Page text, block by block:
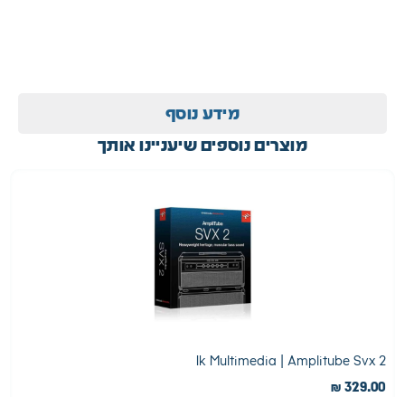
מידע נוסף
מוצרים נוספים שיעניינו אותך
Ik Multimedia | Amplitube Svx 2
₪ 329.00